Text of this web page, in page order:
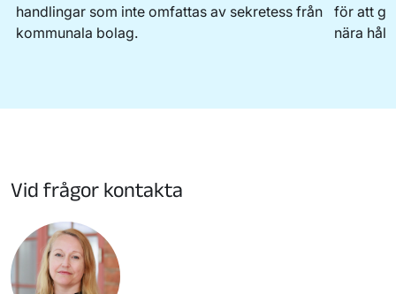
handlingar som inte omfattas av sekretess från
kommunala bolag.
för att
nära håll.
Vid frågor kontakta